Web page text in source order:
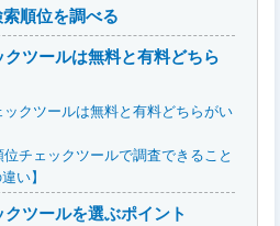
順位を調べる
ツールは無料と有料どちら
クツールは無料と有料どちらがい
チェックツールで調査できること
い】
ツールを選ぶポイント